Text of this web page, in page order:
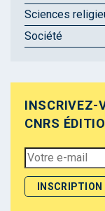
Sciences
Société
INSCRIVEZ-
CNRS